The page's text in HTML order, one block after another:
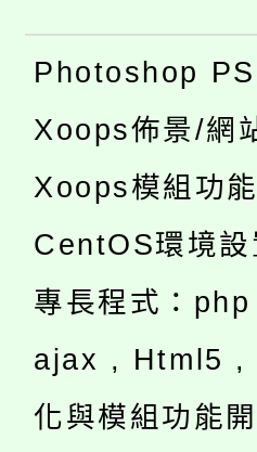
Photoshop
Xoops佈景/網
Xoops模組功
CentOS環境
專長程式：
ajax , Html5 ,
化與模組功能開